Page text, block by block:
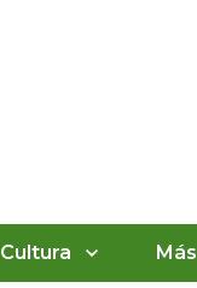
Cultura Más